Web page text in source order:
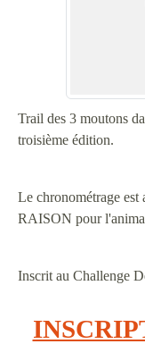
Trail des 3 moutons
troisième édition.
Le chronométrage est
RAISON pour
Inscrit au Challenge